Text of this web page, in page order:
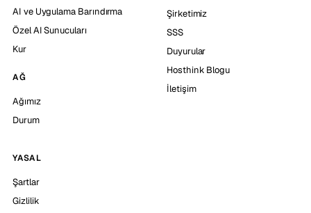
AI ve Uygulama Barındırma
Özel AI Sunucuları
Kur
AĞ
Ağımız
Durum
Şirketimiz
SSS
Duyurular
Hosthink Blogu
İletişim
YASAL
Şartlar
Gizlilik